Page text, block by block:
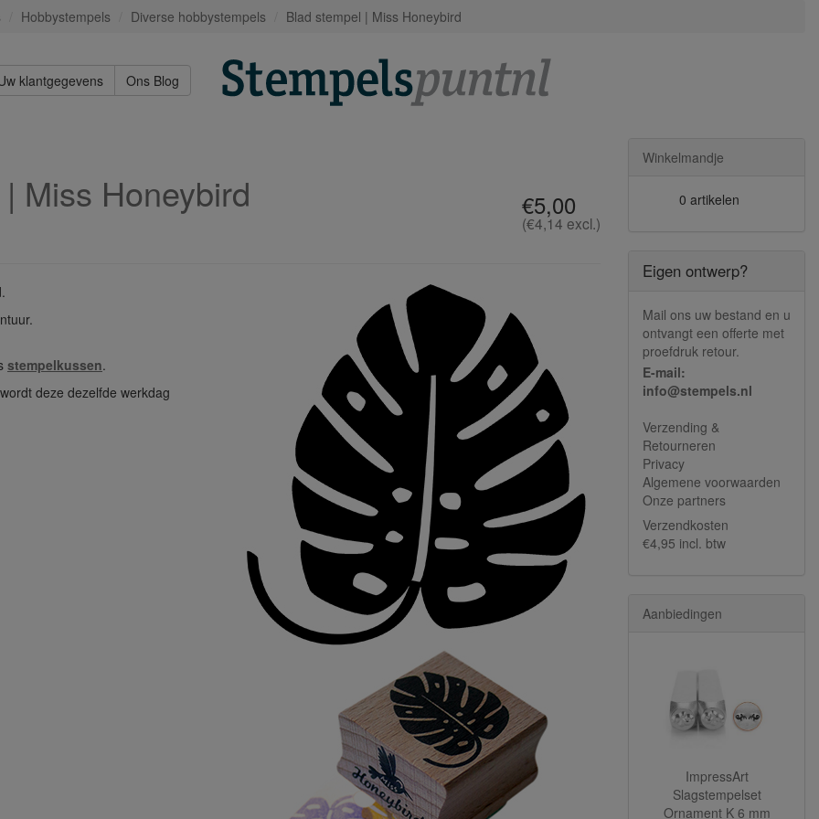
Hobbystempels Diverse hobbystempels Blad stempel | Miss Honeybird
klantgegevens Ons Blog
€5,00
(€4,14 excl.)
Miss Honeybird
stempelkussen.
deze dezelfde werkdag
Winkelmandje
0 artikelen
Eigen ontwerp?
Mail ons uw bestand en u
ontvangt een offerte met
proefdruk retour.
E-mail:
info@stempels.nl
Verzending &
Retourneren
Privacy
Algemene voorwaarden
Onze partners
Verzendkosten
€4,95 incl. btw
Aanbiedingen
ImpressArt
Slagstempelset
Ornament K 6 mm